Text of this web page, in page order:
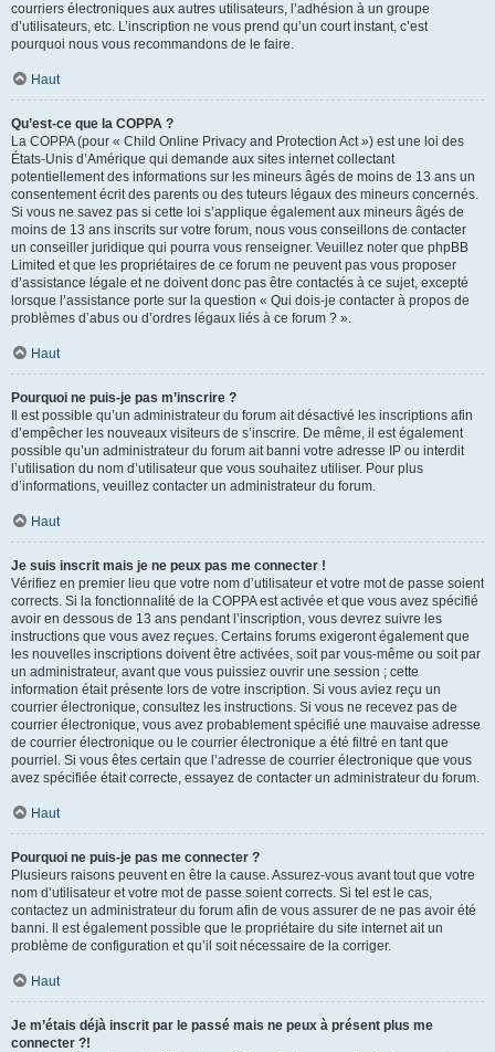
courriers électroniques aux autres utilisateurs, l’adhésion à un groupe
d’utilisateurs, etc. L’inscription ne vous prend qu’un court instant, c’est
pourquoi nous vous recommandons de le faire.
Haut
Qu’est-ce que la COPPA ?
La COPPA (pour « Child Online Privacy and Protection Act ») est une loi des
États-Unis d’Amérique qui demande aux sites internet collectant
potentiellement des informations sur les mineurs âgés de moins de 13 ans un
consentement écrit des parents ou des tuteurs légaux des mineurs concernés.
Si vous ne savez pas si cette loi s’applique également aux mineurs âgés de
moins de 13 ans inscrits sur votre forum, nous vous conseillons de contacter
un conseiller juridique qui pourra vous renseigner. Veuillez noter que phpBB
Limited et que les propriétaires de ce forum ne peuvent pas vous proposer
d’assistance légale et ne doivent donc pas être contactés à ce sujet, excepté
lorsque l’assistance porte sur la question « Qui dois-je contacter à propos de
problèmes d’abus ou d’ordres légaux liés à ce forum ? ».
Haut
Pourquoi ne puis-je pas m’inscrire ?
Il est possible qu’un administrateur du forum ait désactivé les inscriptions afin
d’empêcher les nouveaux visiteurs de s’inscrire. De même, il est également
possible qu’un administrateur du forum ait banni votre adresse IP ou interdit
l’utilisation du nom d’utilisateur que vous souhaitez utiliser. Pour plus
d’informations, veuillez contacter un administrateur du forum.
Haut
Je suis inscrit mais je ne peux pas me connecter !
Vérifiez en premier lieu que votre nom d’utilisateur et votre mot de passe soient
corrects. Si la fonctionnalité de la COPPA est activée et que vous avez spécifié
avoir en dessous de 13 ans pendant l’inscription, vous devrez suivre les
instructions que vous avez reçues. Certains forums exigeront également que
les nouvelles inscriptions doivent être activées, soit par vous-même ou soit par
un administrateur, avant que vous puissiez ouvrir une session ; cette
information était présente lors de votre inscription. Si vous aviez reçu un
courrier électronique, consultez les instructions. Si vous ne recevez pas de
courrier électronique, vous avez probablement spécifié une mauvaise adresse
de courrier électronique ou le courrier électronique a été filtré en tant que
pourriel. Si vous êtes certain que l’adresse de courrier électronique que vous
avez spécifiée était correcte, essayez de contacter un administrateur du forum.
Haut
Pourquoi ne puis-je pas me connecter ?
Plusieurs raisons peuvent en être la cause. Assurez-vous avant tout que votre
nom d’utilisateur et votre mot de passe soient corrects. Si tel est le cas,
contactez un administrateur du forum afin de vous assurer de ne pas avoir été
banni. Il est également possible que le propriétaire du site internet ait un
problème de configuration et qu’il soit nécessaire de la corriger.
Haut
Je m’étais déjà inscrit par le passé mais ne peux à présent plus me
connecter ?!